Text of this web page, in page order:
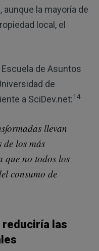
aunque la mayoría de
local, el
de Asuntos
de
a SciDev.net:14
llevan
de los más
que no todos los
consumo de
reduciría las